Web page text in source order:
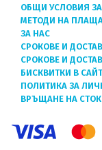
ОБЩИ УСЛОВИЯ
МЕТОДИ НА
ЗА НАС
СРОКОВЕ И
СРОКОВЕ И
БИСКВИТКИ В
ПОЛИТИКА ЗА
ВРЪЩАНЕ НА